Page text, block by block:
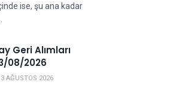
ise, şu ana kadar
Geri Alımları
08/2026
3 AĞUSTOS 2026